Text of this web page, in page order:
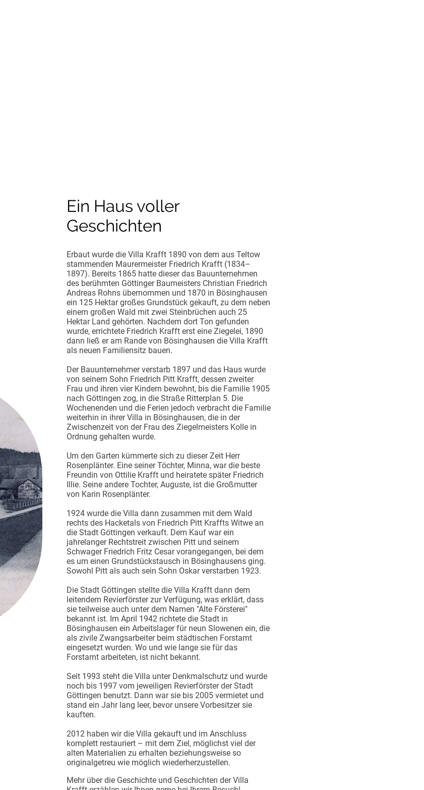
Ein Haus voller
Geschichten
Erbaut wurde die Villa Krafft 1890 von dem aus Teltow
stammenden Maurermeister Friedrich Krafft (1834–
1897). Bereits 1865 hatte dieser das Bauunternehmen
des berühmten Göttinger Baumeisters Christian Friedrich
Andreas Rohns übernommen und 1870 in Bösinghausen
ein 125 Hektar großes Grundstück gekauft, zu dem neben
einem großen Wald mit zwei Steinbrüchen auch 25
Hektar Land gehörten. Nachdem dort Ton gefunden
wurde, errichtete Friedrich Krafft erst eine Ziegelei, 1890
dann ließ er am Rande von Bösinghausen die Villa Krafft
als neuen Familiensitz bauen.
Der Bauunternehmer verstarb 1897 und das Haus wurde
von seinem Sohn Friedrich Pitt Krafft, dessen zweiter
Frau und ihren vier Kindern bewohnt, bis die Familie 1905
nach Göttingen zog, in die Straße Ritterplan 5. Die
Wochenenden und die Ferien jedoch verbracht die Familie
weiterhin in ihrer Villa in Bösinghausen, die in der
Zwischenzeit von der Frau des Ziegelmeisters Kolle in
Ordnung gehalten wurde.
Um den Garten kümmerte sich zu dieser Zeit Herr
Rosenplänter. Eine seiner Töchter, Minna, war die beste
Freundin von Ottilie Krafft und heiratete später Friedrich
Illie. Seine andere Tochter, Auguste, ist die Großmutter
von Karin Rosenplänter.
1924 wurde die Villa dann zusammen mit dem Wald
rechts des Hacketals von Friedrich Pitt Kraffts Witwe an
die Stadt Göttingen verkauft. Dem Kauf war ein
jahrelanger Rechtstreit zwischen Pitt und seinem
Schwager Friedrich Fritz Cesar vorangegangen, bei dem
es um einen Grundstückstausch in Bösinghausens ging.
Sowohl Pitt als auch sein Sohn Oskar verstarben 1923.
Die Stadt Göttingen stellte die Villa Krafft dann dem
leitendem Revierförster zur Verfügung, was erklärt, dass
sie teilweise auch unter dem Namen "Alte Försterei"
bekannt ist. Im April 1942 richtete die Stadt in
Bösinghausen ein Arbeitslager für neun Slowenen ein, die
als zivile Zwangsarbeiter beim städtischen Forstamt
eingesetzt wurden. Wo und wie lange sie für das
Forstamt arbeiteten, ist nicht bekannt.
Seit 1993 steht die Villa unter Denkmalschutz und wurde
noch bis 1997 vom jeweiligen Revierförster der Stadt
Göttingen benutzt. Dann war sie bis 2005 vermietet und
stand ein Jahr lang leer, bevor unsere Vorbesitzer sie
kauften.
2012 haben wir die Villa gekauft und im Anschluss
komplett restauriert – mit dem Ziel, möglichst viel der
alten Materialien zu erhalten beziehungsweise so
originalgetreu wie möglich wiederherzustellen.
Mehr über die Geschichte und Geschichten der Villa